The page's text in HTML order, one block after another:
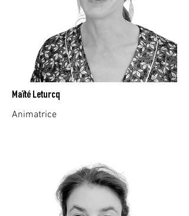
Maïté Leturcq
Animatrice